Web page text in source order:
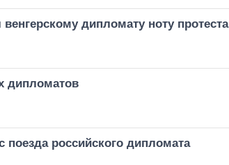
дипломату ноту протеста
дипломатов
поезда российского дипломата